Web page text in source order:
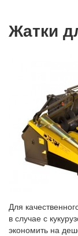
Жатки
Для
в случае с
экономить на